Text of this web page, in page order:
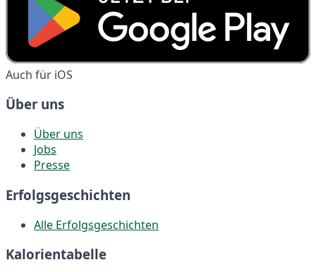
Auch für iOS
Über uns
Über uns
Jobs
Presse
Erfolgsgeschichten
Alle Erfolgsgeschichten
Kalorientabelle